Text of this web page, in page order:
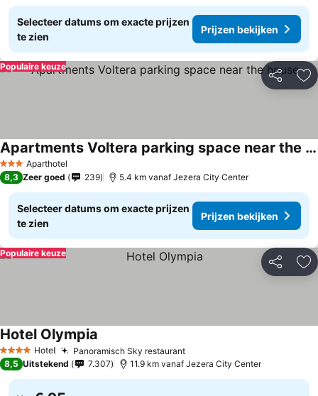
Selecteer datums om exacte prijzen
te zien
Prijzen bekijken
Delen
Populaire keuze
3 SterrenAparthotel
Apartments Voltera parking space near the house
8,3 Zeer goed 239 5.4 km vanaf Jezera City Center
Selecteer datums om exacte prijzen
te zien
Prijzen bekijken
Delen
Populaire keuze
4 SterrenHotel Panoramisch Sky restaurant
Hotel Olympia
8,5 Uitstekend 7.307 11.9 km vanaf Jezera City Center